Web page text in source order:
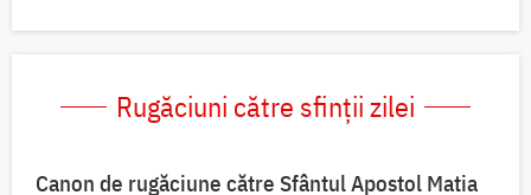
Rugăciuni către sfinții zilei
Canon de rugăciune către Sfântul Apostol Matia